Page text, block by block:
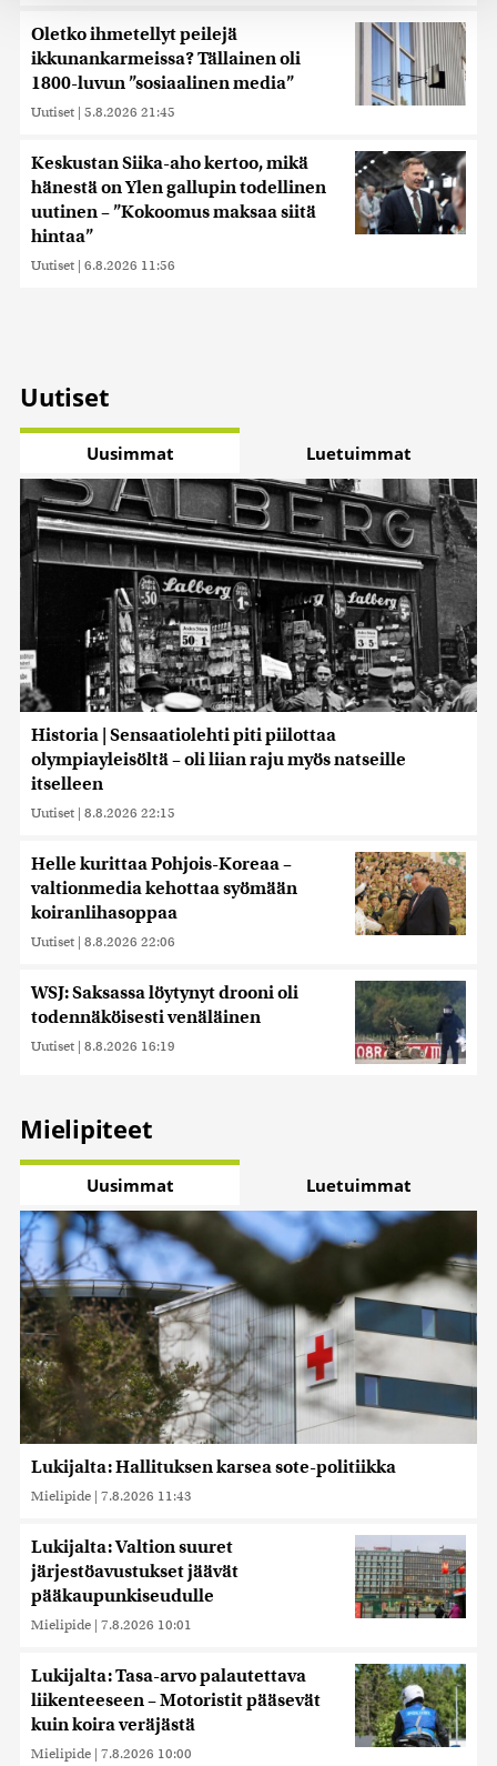
tukemiseen ja kävijämäärämme analysoimiseen. Lisäksi
jaamme sosiaalisen median, mainosalan ja analytiikka-
alan kumppaneillemme tietoja siitä, miten käytät
sivustoamme. Kumppanimme voivat yhdistää näitä
tietoja muihin tietoihin, joita olet antanut heille tai joita on
saatetaan myös siirtää ulkomaille.
Oletko ihmetellyt peilejä
ikkunankarmeissa? Tällainen oli
1800-luvun ”sosiaalinen media”
Uutiset | 5.8.2026 21:45
Keskustan Siika-aho kertoo, mikä
hänestä on Ylen gallupin todellinen
uutinen – ”Kokoomus maksaa siitä
hintaa”
Uutiset | 6.8.2026 11:56
Uutiset
Uusimmat Luetuimmat
Historia | Sensaatiolehti piti piilottaa
olympiayleisöltä – oli liian raju myös natseille
itselleen
Uutiset | 8.8.2026 22:15
Helle kurittaa Pohjois-Koreaa –
valtionmedia kehottaa syömään
koiranlihasoppaa
Uutiset | 8.8.2026 22:06
WSJ: Saksassa löytynyt drooni oli
todennäköisesti venäläinen
Uutiset | 8.8.2026 16:19
Mielipiteet
Uusimmat Luetuimmat
Lukijalta: Hallituksen karsea sote-politiikka
Mielipide | 7.8.2026 11:43
Lukijalta: Valtion suuret
järjestöavustukset jäävät
pääkaupunkiseudulle
Mielipide | 7.8.2026 10:01
Lukijalta: Tasa-arvo palautettava
liikenteeseen – Motoristit pääsevät
kuin koira veräjästä
Mielipide | 7.8.2026 10:00